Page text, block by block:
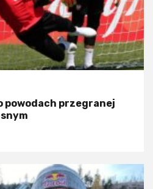
powodach przegranej